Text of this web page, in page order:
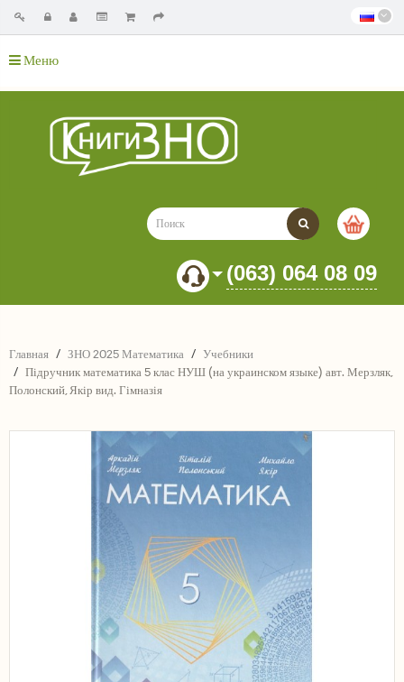
Меню
(063) 064 08 09
Главная ЗНО 2025 Математика
Учебники
Підручник математика 5 клас НУШ (на украинском языке) авт. Мерзляк,
Полонский, Якір вид. Гімназія